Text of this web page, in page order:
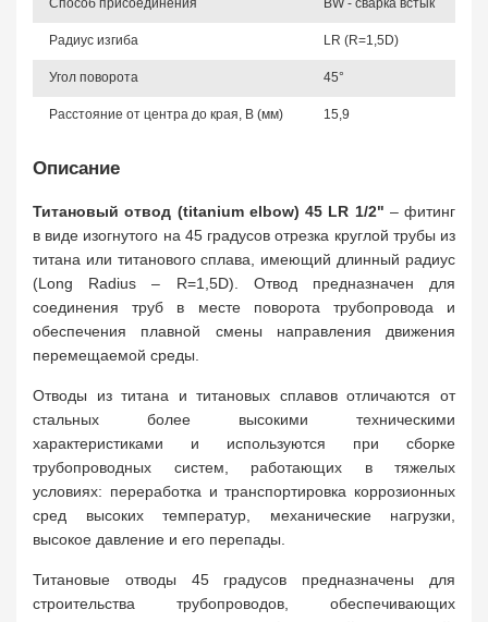
Способ присоединения BW - сварка встык
Радиус изгиба LR (R=1,5D)
Угол поворота 45°
Расстояние от центра до края, B (мм) 15,9
Описание
Титановый отвод (titanium elbow) 45 LR 1/2" – фитинг
в виде изогнутого на 45 градусов отрезка круглой трубы из
титана или титанового сплава, имеющий длинный радиус
(Long Radius – R=1,5D). Отвод предназначен для
соединения труб в месте поворота трубопровода и
обеспечения плавной смены направления движения
перемещаемой среды.
Отводы из титана и титановых сплавов отличаются от
стальных более высокими техническими
характеристиками и используются при сборке
трубопроводных систем, работающих в тяжелых
условиях: переработка и транспортировка коррозионных
сред высоких температур, механические нагрузки,
высокое давление и его перепады.
Титановые отводы 45 градусов предназначены для
строительства трубопроводов, обеспечивающих